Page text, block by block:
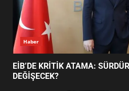
5
UZATILDI: NE
BURHANİYE
TURNUVASI
Haber
EİB’DE KRİTİK ATAMA:
DEĞİŞECEK?